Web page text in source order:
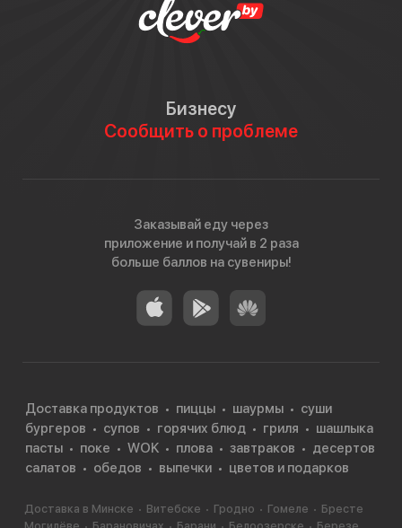
Бизнесу
Сообщить о проблеме
Заказывай еду через
приложение и получай в 2 раза
больше баллов на сувениры!
Доставка продуктов пиццы шаурмы
суши
бургеров
супов горячих блюд гриля
шашлыка
пасты
поке WOK плова завтраков
десертов
салатов
обедов выпечки цветов и подарков
Доставка в Минске Витебске Гродно Гомеле
Бресте